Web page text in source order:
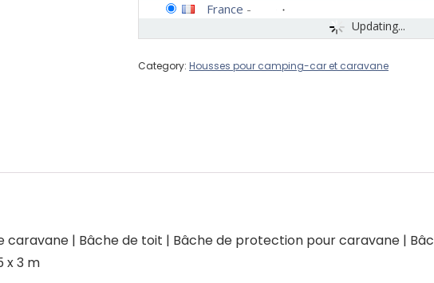
Updating...
France -
Category: Housses pour camping-car et caravane
| Bâche de toit | Bâche de protection pour caravane |
x 3 m